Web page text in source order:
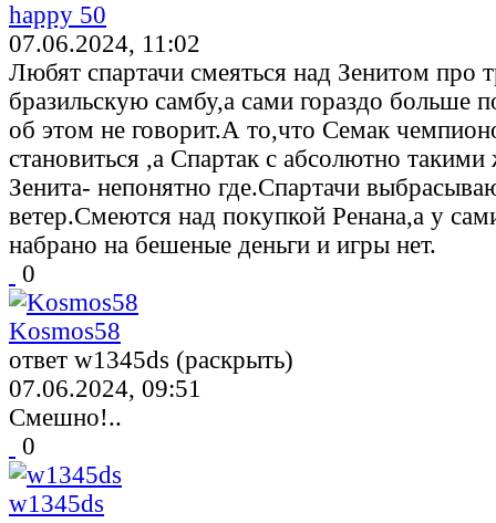
happy 50
07.06.2024, 11:02
Любят спартачи смеяться над Зенитом про
бразильскую самбу,а сами гораздо больше
об этом не говорит.А то,что Семак
становиться ,а Спартак с абсолютно такими
Зенита- непонятно где.Спартачи
ветер.Смеются над покупкой Ренана,а у
набрано на бешеные деньги и игры нет.
0
Kosmos58
ответ w1345ds (раскрыть)
07.06.2024, 09:51
Смешно!..
0
w1345ds